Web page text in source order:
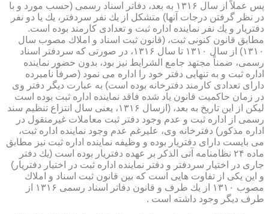
پس عملاً از سال ۱۳۱۶ به بعد، دفاتر اسناد رسمی (حسب مورد و با
در نظر گرفتن درجات آنها) متشكل از یك نفر سردفتر، یك یا دو نفر
دفتریار و یك نفر نماینده اداره ثبت و تعدادی كارمند بوده است.
مطابق قانون كنونی ثبت، (قانون ثبت اسناد و املاك مصوب سال
۱۳۱۰) از سال ۱۳۱۰ تا سال ۱۳۱۶، در صورتی كه سردفتر اسناد
رسمی، ضمناً مجتهد جامع الشرایط نیز بود، بدون حضور نماینده
اداره ثبت و به تنهایی دفتر خود را اداره می نمود (صرفاً نامبرده
دارای تعدادی كارمند دفترخانه بوده است) به عبارت دیگر دفتر وی
در زمان حاكمیت قانون یاد شده فاقد نماینده اداره ثبت بوده است
لیكن از این تاریخ به بعد، (ازسال ۱۳۱۶، یعنی سال انتزاع تنظیم سند
رسمی از اداره ثبت و عدم وجود دفتر ثبت معاملات غیرمنقول در
اداره مذكور) دفترخانه وی، علیرغم عدم وجود نماینده اداره ثبت،
می بایست دارای دفتریار بوده و وظیفه نماینده اداره ثبت نیز مطابق
ماده ۲۴ نظامنامه آتی الذكر بر عهده دفتریار بوده است (یك دفتر
جاری در اختیار سردفتر و دفتر نماینده اداره ثبت در اختیار دفتریار)
و این یكی از تفاوت هایی است كه بین قانون ثبت اسناد و املاك
مصوب ۱۳۱۰ از یك طرف و قانون دفاتر اسناد رسمی ۱۳۱۶ از
طرف دیگر وجود داشته است .